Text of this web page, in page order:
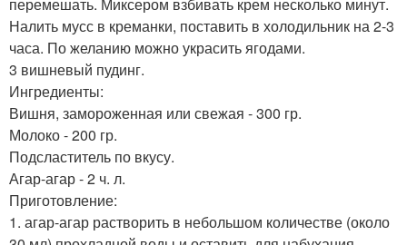
перемешать. Миксером взбивать крем несколько минут.
Налить мусс в креманки, поставить в холодильник на 2-3
часа. По желанию можно украсить ягодами.
3 вишневый пудинг.
Ингредиенты:
Вишня, замороженная или свежая - 300 гр.
Молоко - 200 гр.
Подсластитель по вкусу.
Агар-агар - 2 ч. л.
Приготовление:
1. агар-агар растворить в небольшом количестве (около